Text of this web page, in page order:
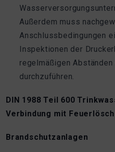
Außerdem muss
Anschlussbedingungen
Inspektionen der
regelmäßigen Abständen
durchzuführen.
DIN 1988 Teil 600
Verbindung mit
Brandschutzanlagen